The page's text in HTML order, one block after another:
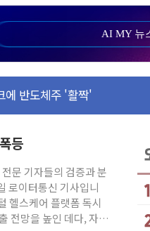
AI MY 뉴
프 제동
'올스톱'… 美 해상봉쇄 영향
나" 촉각
에 반도체주 '활짝'
퇴…나스닥 선물 1%대 상승
리 인상 기대 후퇴
레어·태양광주↑ VS 트레이
명 끝까지 찾겠다"
낮춰
'시끌'
등
문 기자들의 검증과 분
로이터통신 기사입니
헬스케어 플랫폼 독시
전망을 높인 데다, 자사